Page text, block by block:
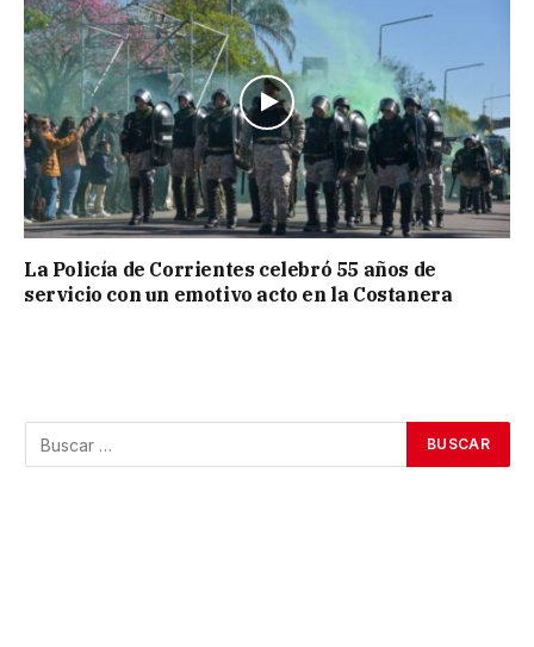
La Policía de Corrientes celebró 55 años de
servicio con un emotivo acto en la Costanera